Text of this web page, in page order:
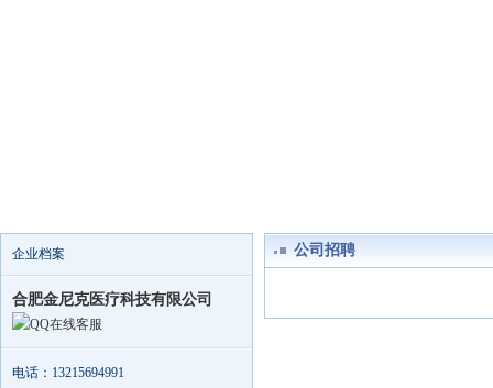
企业档案
合肥金尼克医疗科技有限公司
在线客服
电话：13215694991
公司招聘